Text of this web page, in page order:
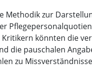
Methodik zur
könnten die
die pauschalen
zu